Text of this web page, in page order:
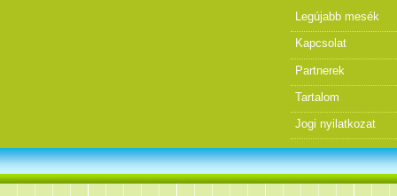
Legújabb mesék
Kapcsolat
Partnerek
Tartalom
Jogi nyilatkozat